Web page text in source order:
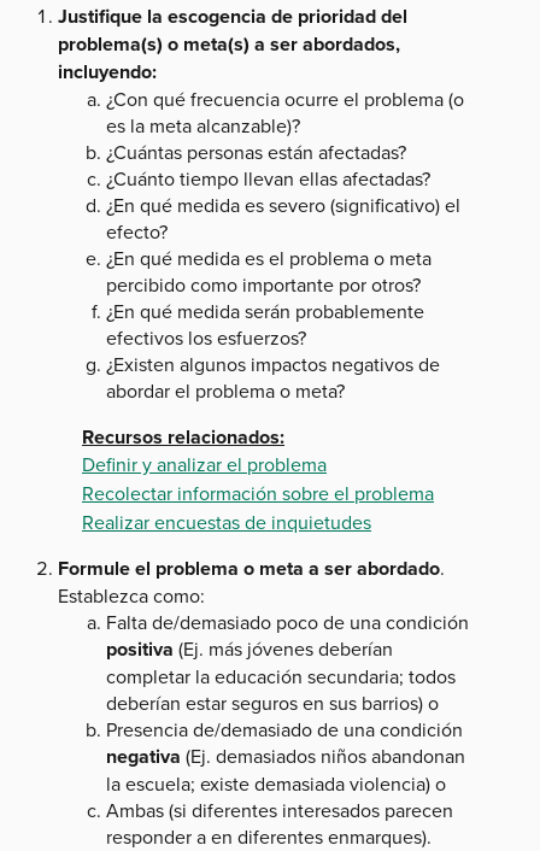
Justifique la escogencia de prioridad del
problema(s) o meta(s) a ser abordados,
incluyendo:
¿Con qué frecuencia ocurre el problema (o
es la meta alcanzable)?
¿Cuántas personas están afectadas?
¿Cuánto tiempo llevan ellas afectadas?
¿En qué medida es severo (significativo) el
efecto?
¿En qué medida es el problema o meta
percibido como importante por otros?
¿En qué medida serán probablemente
efectivos los esfuerzos?
¿Existen algunos impactos negativos de
abordar el problema o meta?
Recursos relacionados:
Definir y analizar el problema
Recolectar información sobre el problema
Realizar encuestas de inquietudes
Formule el problema o meta a ser abordado.
Establezca como:
Falta de/demasiado poco de una condición
positiva (Ej. más jóvenes deberían
completar la educación secundaria; todos
deberían estar seguros en sus barrios) o
Presencia de/demasiado de una condición
negativa (Ej. demasiados niños abandonan
la escuela; existe demasiada violencia) o
Ambas (si diferentes interesados parecen
responder a en diferentes enmarques).